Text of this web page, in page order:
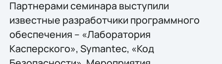
Партнерами семинара выступили
известные разработчики программного
обеспечения – «Лаборатория
Касперского», Symantec, «Код